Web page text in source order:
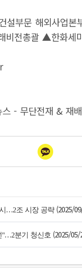
설부문 해외사업
비전총괄 ▲한화세
- 무단전재 & 재
…2조 시장 공략(2025/
"…2분기 청신호 (2025/05/